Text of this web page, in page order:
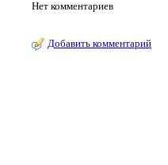
Нет комментариев
Добавить комментарий